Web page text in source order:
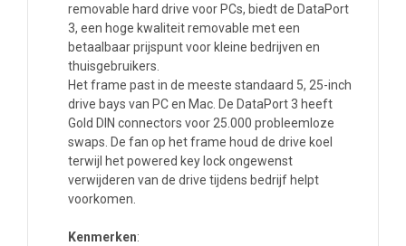
removable hard drive voor PCs, biedt de DataPort
3, een hoge kwaliteit removable met een
betaalbaar prijspunt voor kleine bedrijven en
thuisgebruikers.
Het frame past in de meeste standaard 5, 25-inch
drive bays van PC en Mac. De DataPort 3 heeft
Gold DIN connectors voor 25.000 probleemloze
swaps. De fan op het frame houd de drive koel
terwijl het powered key lock ongewenst
verwijderen van de drive tijdens bedrijf helpt
voorkomen.
Kenmerken: